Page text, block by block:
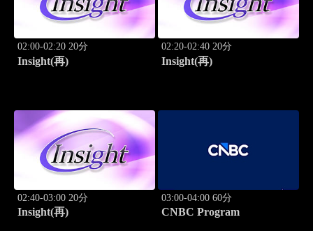
02:00-02:20 20分
Insight(再)
02:20-02:40 20分
Insight(再)
02:40-03:00 20分
Insight(再)
03:00-04:00 60分
CNBC Program